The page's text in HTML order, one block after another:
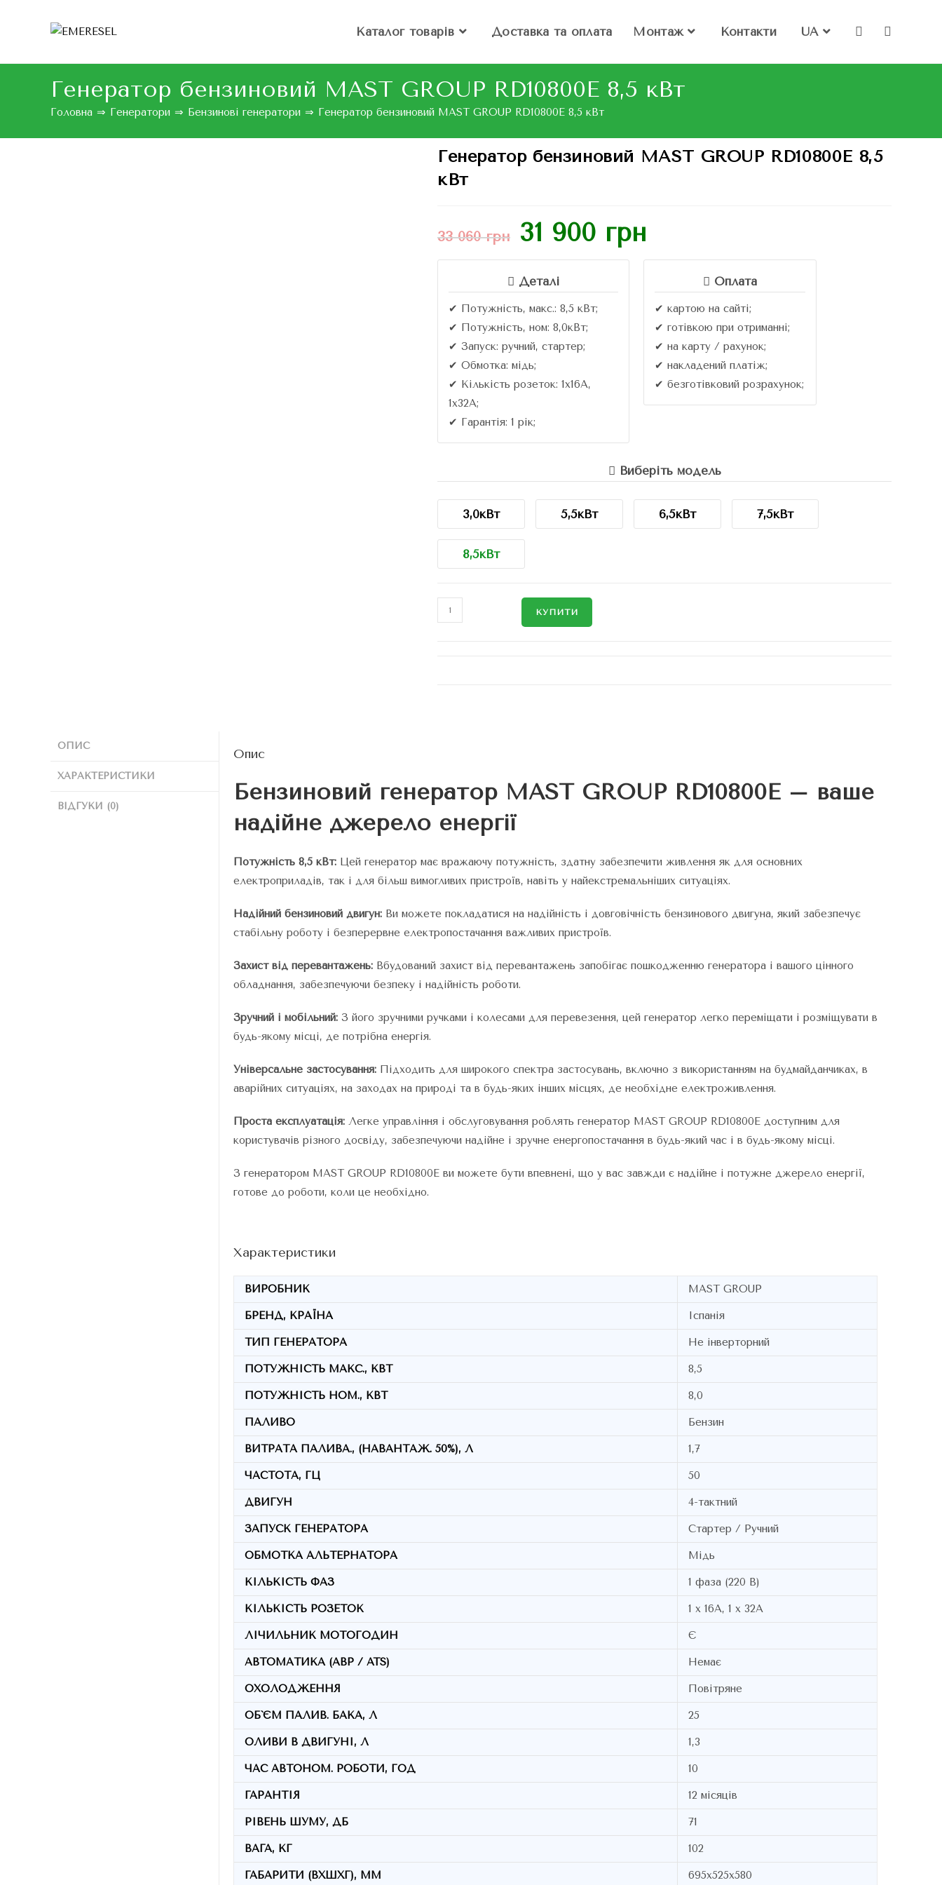
Каталог товарів Доставка та оплата Монтаж Контакти UA
Генератор бензиновий MAST GROUP RD10800E 8,5 кВт
Головна ⇒ Генератори ⇒ Бензинові генератори ⇒ Генератор бензиновий MAST GROUP RD10800E 8,5 кВт
Генератор бензиновий MAST GROUP RD10800E 8,5
кВт
33 060грн 31 900 грн
Деталі
✔ Потужність, макс.: 8,5 кВт;
✔ Потужність, ном: 8,0кВт;
✔ Запуск: ручний, стартер;
✔ Обмотка: мідь;
✔ Кількість розеток: 1х16A,
1х32А;
✔ Гарантія: 1 рік;
Оплата
✔ картою на сайті;
✔ готівкою при отриманні;
✔ на карту / рахунок;
✔ накладений платіж;
✔ безготівковий розрахунок;
Виберіть модель
3,0кВт 5,5кВт 6,5кВт 7,5кВт
8,5кВт
КУПИТИ
ОПИС
ХАРАКТЕРИСТИКИ
ВІДГУКИ (0)
Опис
Бензиновий генератор MAST GROUP RD10800E – ваше
надійне джерело енергії
Потужність 8,5 кВт: Цей генератор має вражаючу потужність, здатну забезпечити живлення як для основних
електроприладів, так і для більш вимогливих пристроїв, навіть у найекстремальніших ситуаціях.
Надійний бензиновий двигун: Ви можете покладатися на надійність і довговічність бензинового двигуна, який забезпечує
стабільну роботу і безперервне електропостачання важливих пристроїв.
Захист від перевантажень: Вбудований захист від перевантажень запобігає пошкодженню генератора і вашого цінного
обладнання, забезпечуючи безпеку і надійність роботи.
Зручний і мобільний: З його зручними ручками і колесами для перевезення, цей генератор легко переміщати і розміщувати в
будь-якому місці, де потрібна енергія.
Універсальне застосування: Підходить для широкого спектра застосувань, включно з використанням на будмайданчиках, в
аварійних ситуаціях, на заходах на природі та в будь-яких інших місцях, де необхідне електроживлення.
Проста експлуатація: Легке управління і обслуговування роблять генератор MAST GROUP RD10800E доступним для
користувачів різного досвіду, забезпечуючи надійне і зручне енергопостачання в будь-який час і в будь-якому місці.
З генератором MAST GROUP RD10800E ви можете бути впевнені, що у вас завжди є надійне і потужне джерело енергії,
готове до роботи, коли це необхідно.
Характеристики
ВИРОБНИК MAST GROUP
БРЕНД, КРАЇНА Іспанія
ТИП ГЕНЕРАТОРА Не інверторний
ПОТУЖНІСТЬ МАКС., КВТ 8,5
ПОТУЖНІСТЬ НОМ., КВТ 8,0
ПАЛИВО Бензин
ВИТРАТА ПАЛИВА., (НАВАНТАЖ. 50%), Л 1,7
ЧАСТОТА, ГЦ 50
ДВИГУН 4-тактний
ЗАПУСК ГЕНЕРАТОРА Стартер / Ручний
ОБМОТКА АЛЬТЕРНАТОРА Мідь
КІЛЬКІСТЬ ФАЗ 1 фаза (220 В)
КІЛЬКІСТЬ РОЗЕТОК 1 х 16А, 1 х 32А
ЛІЧИЛЬНИК МОТОГОДИН Є
АВТОМАТИКА (АВР / ATS) Немає
ОХОЛОДЖЕННЯ Повітряне
ОБ`ЄМ ПАЛИВ. БАКА, Л 25
ОЛИВИ В ДВИГУНІ, Л 1,3
ЧАС АВТОНОМ. РОБОТИ, ГОД 10
ГАРАНТІЯ 12 місяців
РІВЕНЬ ШУМУ, ДБ 71
ВАГА, КГ 102
ГАБАРИТИ (ВХШХГ), ММ 695х525х580